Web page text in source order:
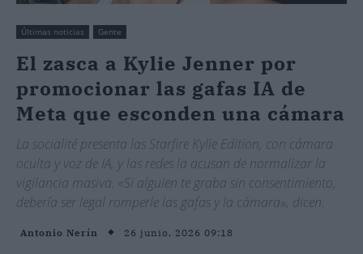
Últimas noticias Gente
El zasca a Kylie Jenner por
promocionar las gafas IA de
Meta que esconden una cámara
La socialité presenta las Starfire Kylie Edition, con cámara
oculta y voz de IA, y las redes la acusan de normalizar la
vigilancia masiva. «Si alguien te graba sin consentimiento,
debería ser legal romperle las gafas y la cámara», dicen.
Antonio Nerín 26 junio, 2026 09:18